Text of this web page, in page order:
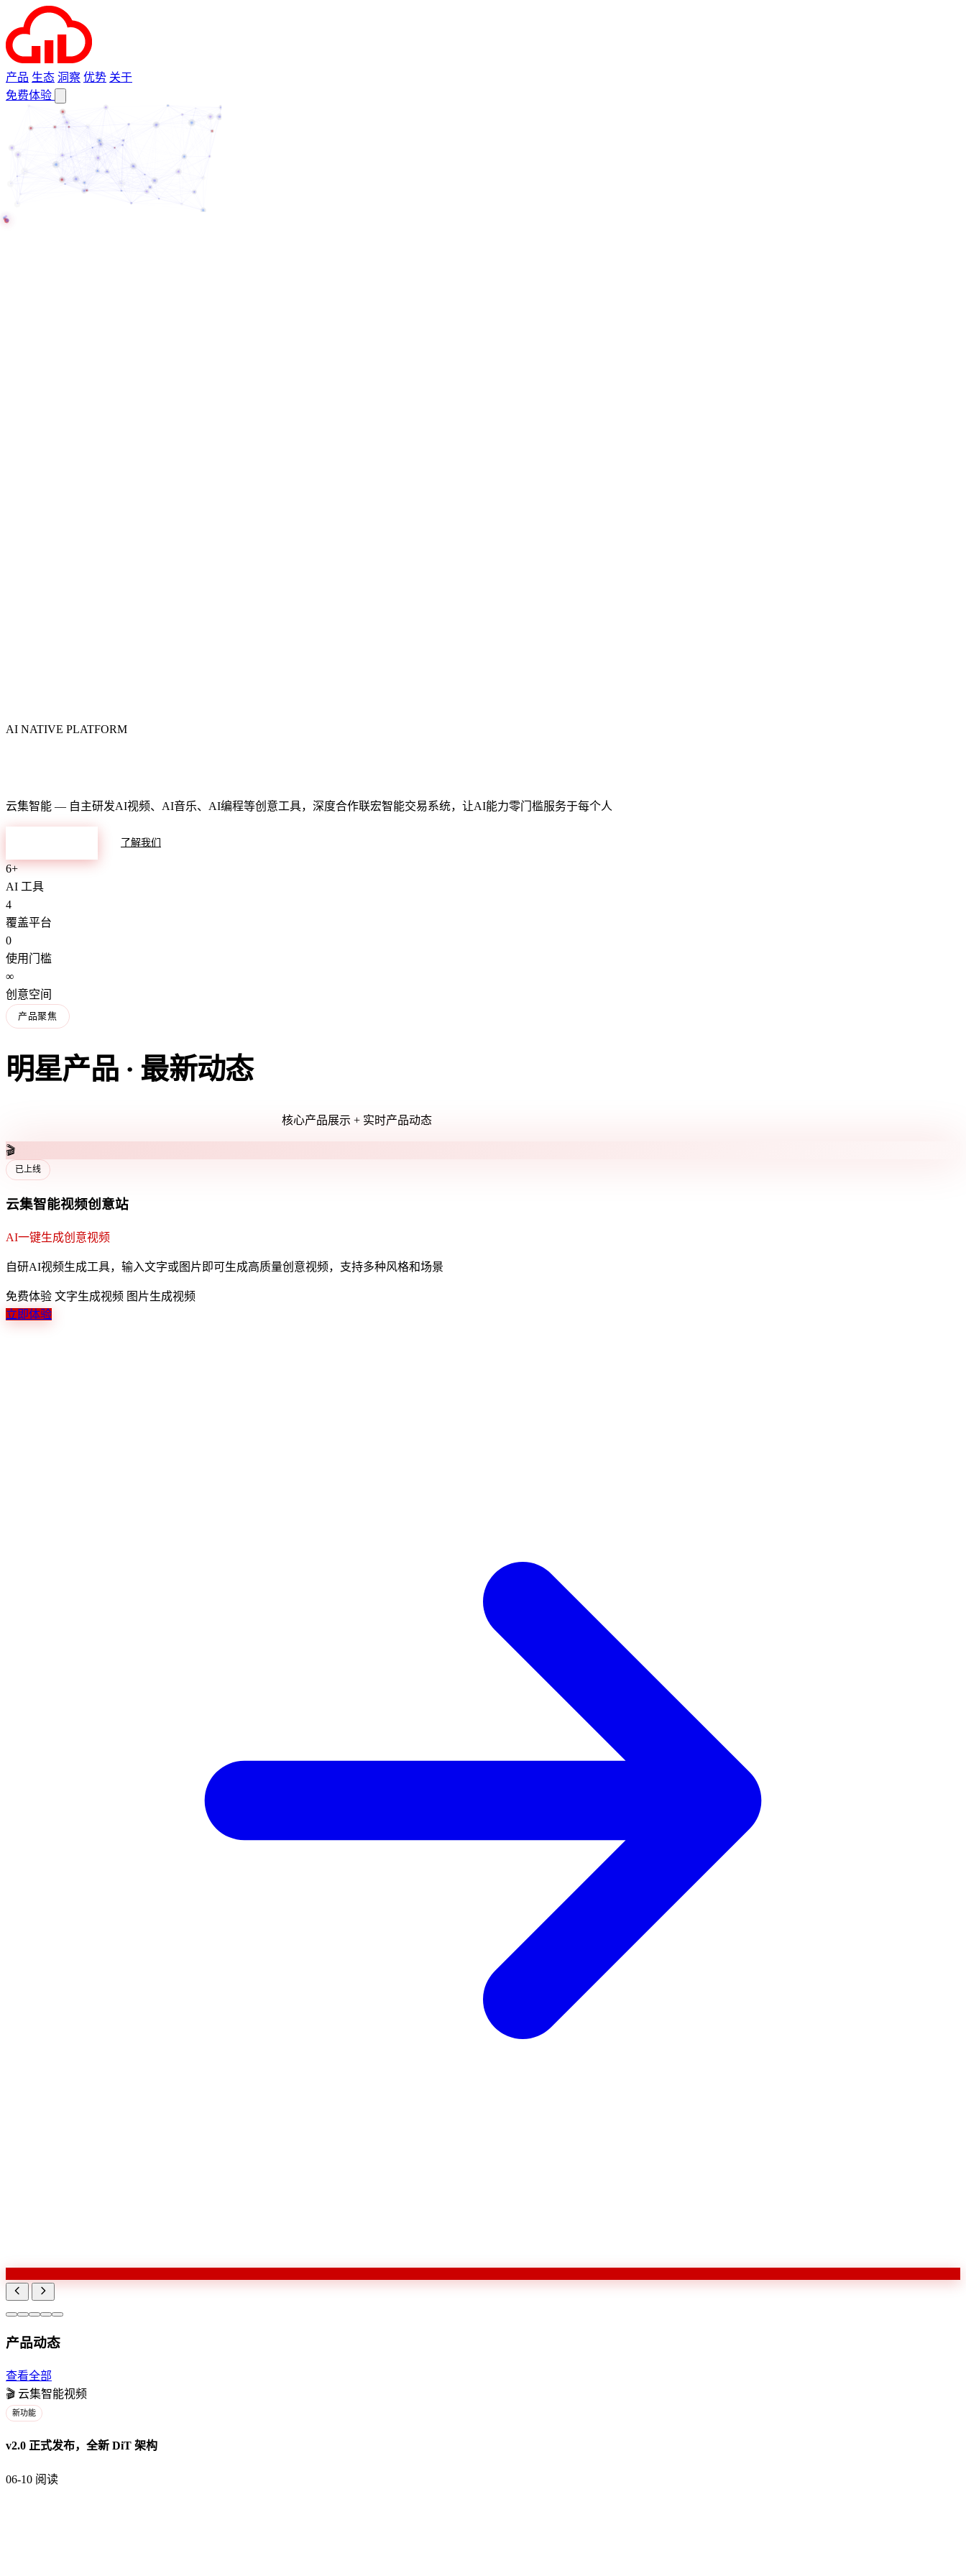
产品 生态 洞察 优势 关于
免费体验
AI NATIVE PLATFORM
云集智能 — 自主研发AI视频、AI音乐、AI编程等创意工具，深度合作联宏智能交易系统，让AI能力零门槛服务于每个人
了解我们
6+
AI 工具
4
覆盖平台
0
使用门槛
∞
创意空间
产品聚焦
明星产品 · 最新动态
核心产品展示 + 实时产品动态
🎵
即将上线
云集智能音乐创意台
AI创作你的专属音乐
自研AI音乐生成工具，输入描述即可生成原创音乐作品，支持多种风格和乐器
免费体验 文字生成音乐 多种风格
了解详情
产品动态
查看全部
🎬 云集智能视频
新功能
v2.0 正式发布，全新 DiT 架构
06-10 阅读